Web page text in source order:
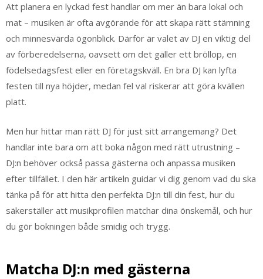
Att planera en lyckad fest handlar om mer än bara lokal och
mat – musiken är ofta avgörande för att skapa rätt stämning
och minnesvärda ögonblick. Därför är valet av DJ en viktig del
av förberedelserna, oavsett om det gäller ett bröllop, en
födelsedagsfest eller en företagskväll. En bra DJ kan lyfta
festen till nya höjder, medan fel val riskerar att göra kvällen
platt.
Men hur hittar man rätt DJ för just sitt arrangemang? Det
handlar inte bara om att boka någon med rätt utrustning –
DJ:n behöver också passa gästerna och anpassa musiken
efter tillfället. I den här artikeln guidar vi dig genom vad du ska
tänka på för att hitta den perfekta DJ:n till din fest, hur du
säkerställer att musikprofilen matchar dina önskemål, och hur
du gör bokningen både smidig och trygg.
Matcha DJ:n med gästerna